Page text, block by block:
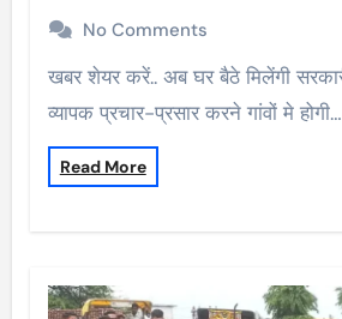
No Comments
खबर शेयर करें.. अब घर बैठे मिलेंगी सरकारी सेवाएं, सेवा सेतु का
व्यापक प्रचार-प्रसार करने गांवों मे होगी…
Read More